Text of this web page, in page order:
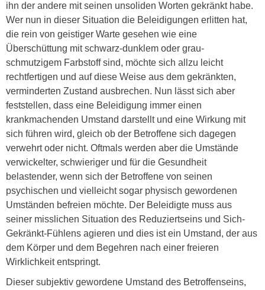
ihn der andere mit seinen unsoliden Worten gekränkt habe.
Wer nun in dieser Situation die Beleidigungen erlitten hat,
die rein von geistiger Warte gesehen wie eine
Überschüttung mit schwarz-dunklem oder grau-
schmutzigem Farbstoff sind, möchte sich allzu leicht
rechtfertigen und auf diese Weise aus dem gekränkten,
verminderten Zustand ausbrechen. Nun lässt sich aber
feststellen, dass eine Beleidigung immer einen
krankmachenden Umstand darstellt und eine Wirkung mit
sich führen wird, gleich ob der Betroffene sich dagegen
verwehrt oder nicht. Oftmals werden aber die Umstände
verwickelter, schwieriger und für die Gesundheit
belastender, wenn sich der Betroffene von seinen
psychischen und vielleicht sogar physisch gewordenen
Umständen befreien möchte. Der Beleidigte muss aus
seiner misslichen Situation des Reduziertseins und Sich-
Gekränkt-Fühlens agieren und dies ist ein Umstand, der aus
dem Körper und dem Begehren nach einer freieren
Wirklichkeit entspringt.
Dieser subjektiv gewordene Umstand des Betroffenseins,